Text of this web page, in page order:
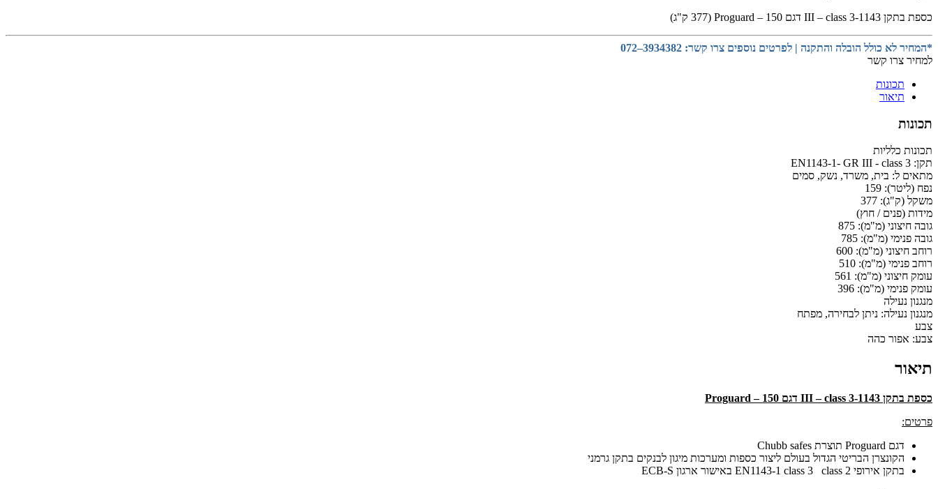
כספת בתקן 1143-III – class 3 דגם 150 – Proguard (377 ק"ג)
*המחיר לא כולל הובלה והתקנה | לפרטים נוספים צרו קשר: 3934382–072
למחיר צרו קשר
תכונות
תיאור
תכונות
תכונות כלליות
תקן: EN1143-1- GR III - class 3
מתאים ל: בית, משרד, נשק, סמים
נפח (ליטר): 159
משקל (ק"ג): 377
מידות (פנים / חוץ)
גובה חיצוני (מ"מ): 875
גובה פנימי (מ"מ): 785
רוחב חיצוני (מ"מ): 600
רוחב פנימי (מ"מ): 510
עומק חיצוני (מ"מ): 561
עומק פנימי (מ"מ): 396
מנגנון נעילה
מנגנון נעילה: ניתן לבחירה, מפתח
צבע
צבע: אפור כהה
תיאור
כספת בתקן 1143-III – class 3 דגם 150 – Proguard
פרטים:
דגם Proguard תוצרת Chubb safes
הקונצרן הבריטי הגדול בעולם ליצור כספות ומערכות מיגון לבנקים בתקן גרמני
בתקן אירופי EN1143-1 class 3 class 2 באישור ארגון ECB-S